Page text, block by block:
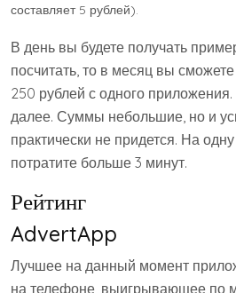
составляет 5 рублей).
В день вы будете получать
посчитать, то в месяц вы
250 рублей с одного
далее. Суммы небольшие, но и
практически не придется. На
потратите больше 3 минут.
Рейтинг
AdvertApp
Лучшее на данный момент
на телефоне, выигрывающее по